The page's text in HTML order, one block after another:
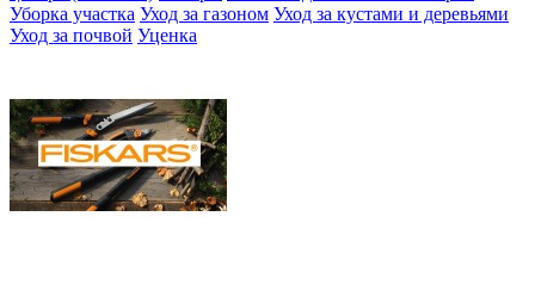
Уборка участка Уход за газоном Уход за кустами и деревьями
Уход за почвой Уценка